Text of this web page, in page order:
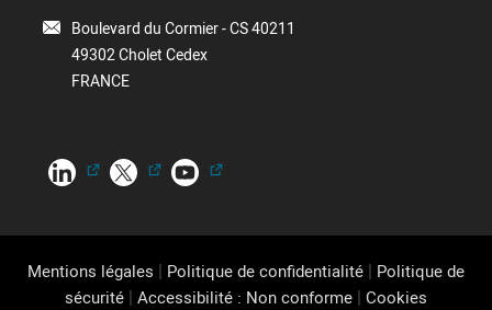
Boulevard du Cormier - CS 40211
49302 Cholet Cedex
FRANCE
Mentions légales | Politique de confidentialité | Politique de
sécurité | Accessibilité : Non conforme | Cookies